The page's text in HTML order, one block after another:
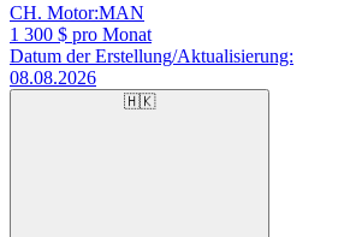
CH. Motor:MAN
1 300 $ pro Monat
Datum der Erstellung/Aktualisierung:
08.08.2026
🇭🇰